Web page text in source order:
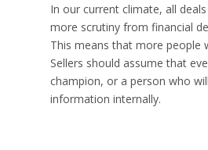
In our current climate, all
more scrutiny from financial
This means that more people
Sellers should assume that
champion, or a person who
information internally.